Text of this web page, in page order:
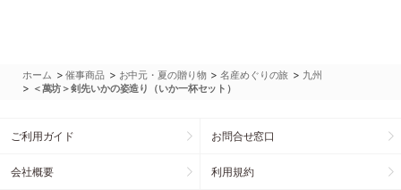
ホーム >催事商品 > お中元・夏の贈り物 >名産めぐりの旅 > 九州
> ＜萬坊＞剣先いかの姿造り（いか一杯セット）
ご利用ガイド お問合せ窓口
会社概要 利用規約